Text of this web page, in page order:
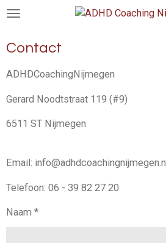
Ga
naar
hoofdinhoud
Contact
ADHDCoachingNijmegen
Gerard Noodtstraat 119 (#9)
6511 ST Nijmegen
Email: info@adhdcoachingnijmegen.nl
Telefoon: 06 - 39 82 27 20
Naam *